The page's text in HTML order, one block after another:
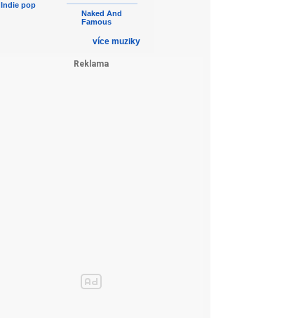
Indie pop
Naked And
Famous
více muziky